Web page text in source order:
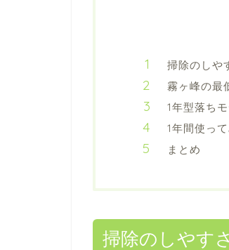
掃除のしや
霧ヶ峰の最
1年型落ち
1年間使っ
まとめ
掃除のしやす